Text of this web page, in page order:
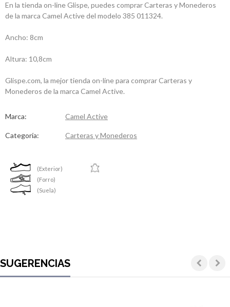
En la tienda on-line Glispe, puedes comprar Carteras y Monederos
de la marca Camel Active del modelo 385 011324.
Ancho: 8cm
Altura: 10,8cm
Glispe.com, la mejor tienda on-line para comprar Carteras y
Monederos de la marca Camel Active.
Marca: Camel Active
Categoría: Carteras y Monederos
(Exterior)
(Forro)
(Suela)
SUGERENCIAS